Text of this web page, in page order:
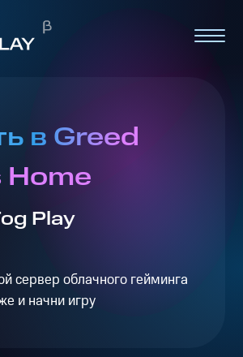
в Greed
Play
сервер облачного гейминга
и начни игру